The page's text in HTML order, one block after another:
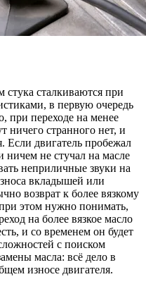
стука сталкиваются при
в первую очередь
при переходе на менее
ничего странного нет, и
Если двигатель пробежал
ничем не стучал на масле
неприличные звуки на
вкладышей или
возврат к более вязкому
этом нужно понимать,
на более вязкое масло
и со временем он будет
с поиском
масла: всё дело в
износе двигателя.